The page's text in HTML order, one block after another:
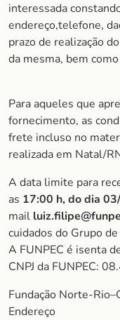
interessada
endereço,telefone,
prazo de realização
da mesma, bem
Para aqueles que
fornecimento, as
frete incluso no
realizada em Natal/
A data limite para
as 17:00 h, do dia
mail luiz.filipe
cuidados do Grupo
A FUNPEC é isenta
CNPJ da FUNPEC:
Fundação Norte-
Endereço